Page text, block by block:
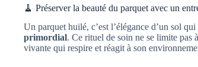
🧹 Préserver la beauté du parquet avec un
Un parquet huilé, c’est l’élégance d’un sol
primordial. Ce rituel de soin ne se limite pas
vivante qui respire et réagit à son